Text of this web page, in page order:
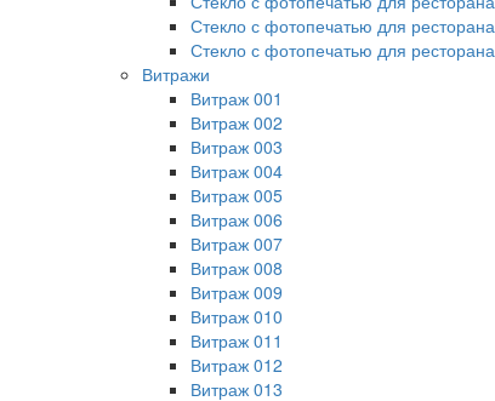
Стекло с фотопечатью для
Стекло с фотопечатью для
Витражи
Витраж 001
Витраж 002
Витраж 003
Витраж 004
Витраж 005
Витраж 006
Витраж 007
Витраж 008
Витраж 009
Витраж 010
Витраж 011
Витраж 012
Витраж 013